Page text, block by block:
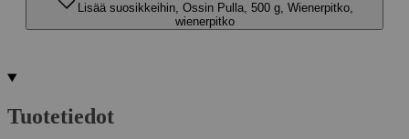
Lisää suosikkeihin, Ossin Pulla, 500 g, Wienerpitko,
wienerpitko
Tuotetiedot